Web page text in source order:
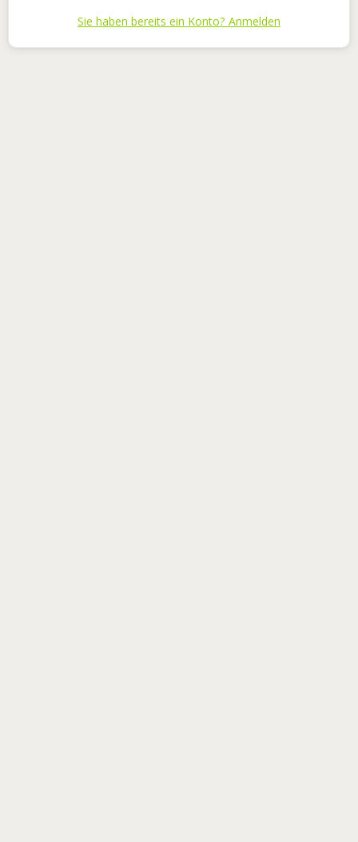
Sie haben bereits ein Konto? Anmelden